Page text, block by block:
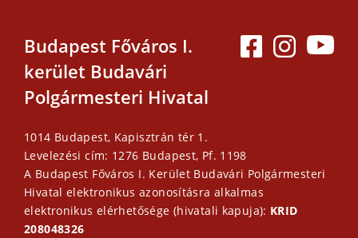
Budapest Főváros I.
kerület Budavári
Polgármesteri Hivatal
1014 Budapest, Kapisztrán tér 1.
Levelezési cím: 1276 Budapest, Pf. 1198
A Budapest Főváros I. Kerület Budavári Polgármesteri
Hivatal elektronikus azonosításra alkalmas
elektronikus elérhetősége (hivatali kapuja): KRID
208048326